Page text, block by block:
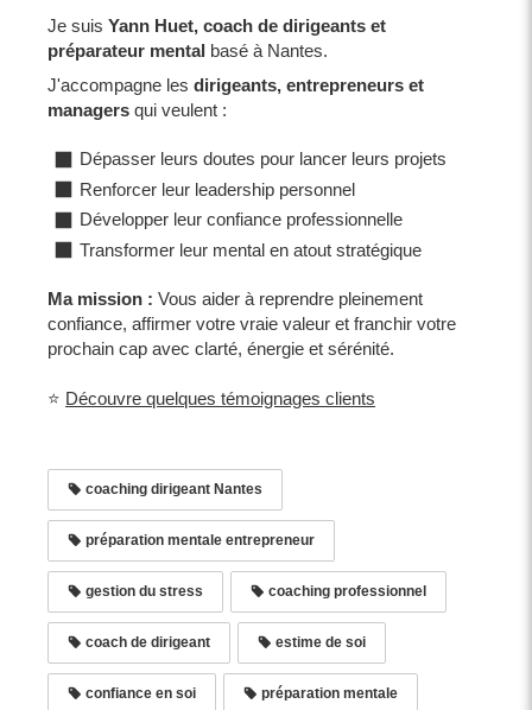
Je suis Yann Huet, coach de dirigeants et
préparateur mental basé à Nantes.
J'accompagne les dirigeants, entrepreneurs et
managers qui veulent :
Dépasser leurs doutes pour lancer leurs projets
Renforcer leur leadership personnel
Développer leur confiance professionnelle
Transformer leur mental en atout stratégique
Ma mission : Vous aider à reprendre pleinement
confiance, affirmer votre vraie valeur et franchir votre
prochain cap avec clarté, énergie et sérénité.
⭐ Découvre quelques témoignages clients
coaching dirigeant Nantes
préparation mentale entrepreneur
gestion du stress coaching professionnel
coach de dirigeant estime de soi
confiance en soi préparation mentale